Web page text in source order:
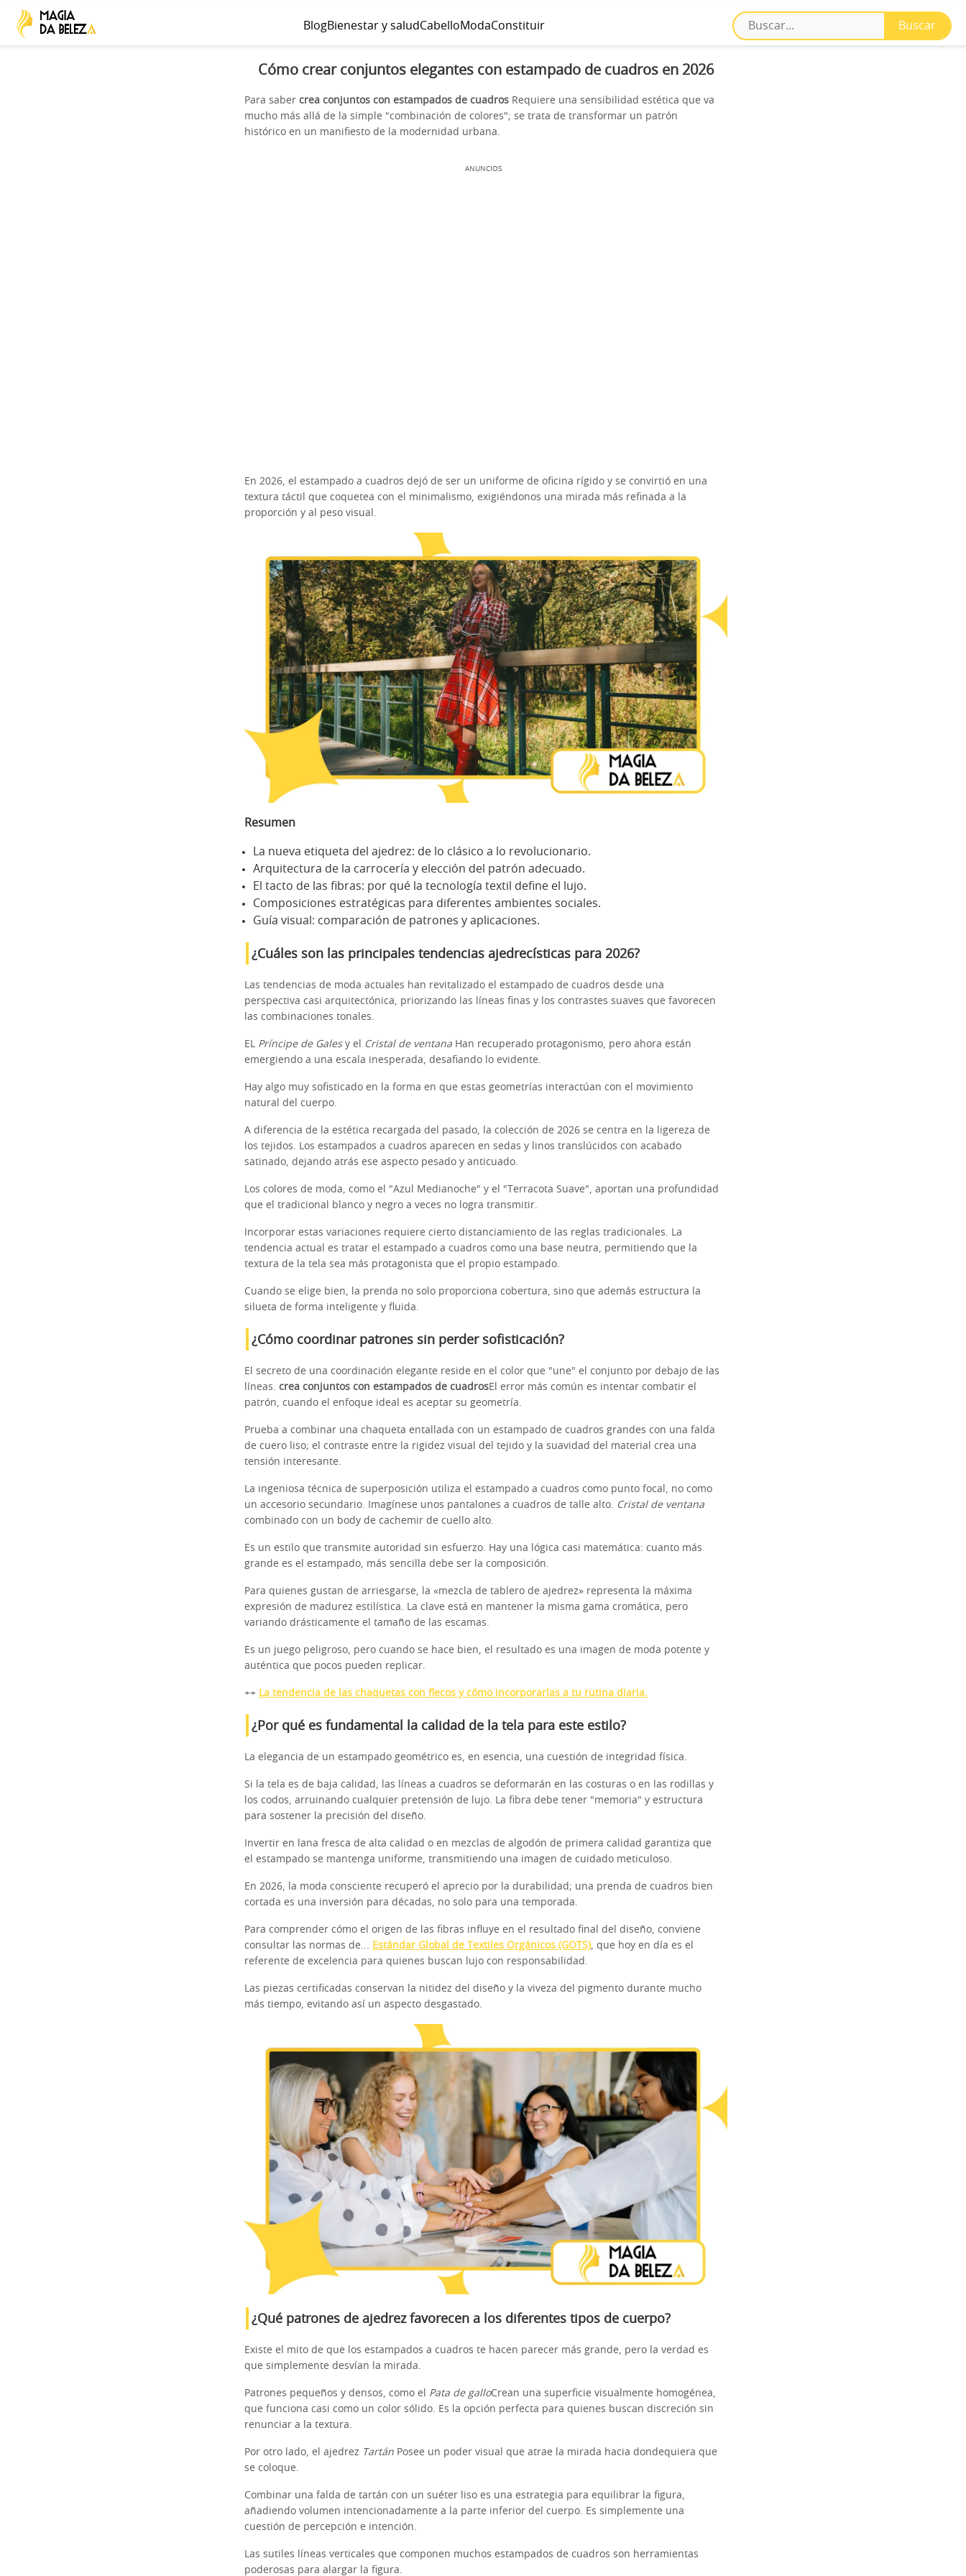
BlogBienestar y saludCabelloModaConstituir
Cómo crear conjuntos elegantes con estampado de cuadros en 2026
Para saber crea conjuntos con estampados de cuadros Requiere una sensibilidad estética que va
mucho más allá de la simple "combinación de colores"; se trata de transformar un patrón
histórico en un manifiesto de la modernidad urbana.
ANUNCIOS
En 2026, el estampado a cuadros dejó de ser un uniforme de oficina rígido y se convirtió en una
textura táctil que coquetea con el minimalismo, exigiéndonos una mirada más refinada a la
proporción y al peso visual.
Resumen
La nueva etiqueta del ajedrez: de lo clásico a lo revolucionario.
Arquitectura de la carrocería y elección del patrón adecuado.
El tacto de las fibras: por qué la tecnología textil define el lujo.
Composiciones estratégicas para diferentes ambientes sociales.
Guía visual: comparación de patrones y aplicaciones.
¿Cuáles son las principales tendencias ajedrecísticas para 2026?
Las tendencias de moda actuales han revitalizado el estampado de cuadros desde una
perspectiva casi arquitectónica, priorizando las líneas finas y los contrastes suaves que favorecen
las combinaciones tonales.
EL Príncipe de Galesy el Cristal de ventana Han recuperado protagonismo, pero ahora están
emergiendo a una escala inesperada, desafiando lo evidente.
Hay algo muy sofisticado en la forma en que estas geometrías interactúan con el movimiento
natural del cuerpo.
A diferencia de la estética recargada del pasado, la colección de 2026 se centra en la ligereza de
los tejidos. Los estampados a cuadros aparecen en sedas y linos translúcidos con acabado
satinado, dejando atrás ese aspecto pesado y anticuado.
Los colores de moda, como el "Azul Medianoche" y el "Terracota Suave", aportan una profundidad
que el tradicional blanco y negro a veces no logra transmitir.
Incorporar estas variaciones requiere cierto distanciamiento de las reglas tradicionales. La
tendencia actual es tratar el estampado a cuadros como una base neutra, permitiendo que la
textura de la tela sea más protagonista que el propio estampado.
Cuando se elige bien, la prenda no solo proporciona cobertura, sino que además estructura la
silueta de forma inteligente y fluida.
¿Cómo coordinar patrones sin perder sofisticación?
El secreto de una coordinación elegante reside en el color que "une" el conjunto por debajo de las
líneas. crea conjuntos con estampados de cuadrosEl error más común es intentar combatir el
patrón, cuando el enfoque ideal es aceptar su geometría.
Prueba a combinar una chaqueta entallada con un estampado de cuadros grandes con una falda
de cuero liso; el contraste entre la rigidez visual del tejido y la suavidad del material crea una
tensión interesante.
La ingeniosa técnica de superposición utiliza el estampado a cuadros como punto focal, no como
un accesorio secundario. Imagínese unos pantalones a cuadros de talle alto. Cristal de ventana
combinado con un body de cachemir de cuello alto.
Es un estilo que transmite autoridad sin esfuerzo. Hay una lógica casi matemática: cuanto más
grande es el estampado, más sencilla debe ser la composición.
Para quienes gustan de arriesgarse, la «mezcla de tablero de ajedrez» representa la máxima
expresión de madurez estilística. La clave está en mantener la misma gama cromática, pero
variando drásticamente el tamaño de las escamas.
Es un juego peligroso, pero cuando se hace bien, el resultado es una imagen de moda potente y
auténtica que pocos pueden replicar.
++ La tendencia de las chaquetas con flecos y cómo incorporarlas a tu rutina diaria.
¿Por qué es fundamental la calidad de la tela para este estilo?
La elegancia de un estampado geométrico es, en esencia, una cuestión de integridad física.
Si la tela es de baja calidad, las líneas a cuadros se deformarán en las costuras o en las rodillas y
los codos, arruinando cualquier pretensión de lujo. La fibra debe tener "memoria" y estructura
para sostener la precisión del diseño.
Invertir en lana fresca de alta calidad o en mezclas de algodón de primera calidad garantiza que
el estampado se mantenga uniforme, transmitiendo una imagen de cuidado meticuloso.
En 2026, la moda consciente recuperó el aprecio por la durabilidad; una prenda de cuadros bien
cortada es una inversión para décadas, no solo para una temporada.
Para comprender cómo el origen de las fibras influye en el resultado final del diseño, conviene
consultar las normas de... Estándar Global de Textiles Orgánicos (GOTS), que hoy en día es el
referente de excelencia para quienes buscan lujo con responsabilidad.
Las piezas certificadas conservan la nitidez del diseño y la viveza del pigmento durante mucho
más tiempo, evitando así un aspecto desgastado.
¿Qué patrones de ajedrez favorecen a los diferentes tipos de cuerpo?
Existe el mito de que los estampados a cuadros te hacen parecer más grande, pero la verdad es
que simplemente desvían la mirada.
Patrones pequeños y densos, como el Pata de galloCrean una superficie visualmente homogénea,
que funciona casi como un color sólido. Es la opción perfecta para quienes buscan discreción sin
renunciar a la textura.
Por otro lado, el ajedrez Tartán Posee un poder visual que atrae la mirada hacia dondequiera que
se coloque.
Combinar una falda de tartán con un suéter liso es una estrategia para equilibrar la figura,
añadiendo volumen intencionadamente a la parte inferior del cuerpo. Es simplemente una
cuestión de percepción e intención.
Las sutiles líneas verticales que componen muchos estampados de cuadros son herramientas
poderosas para alargar la figura.